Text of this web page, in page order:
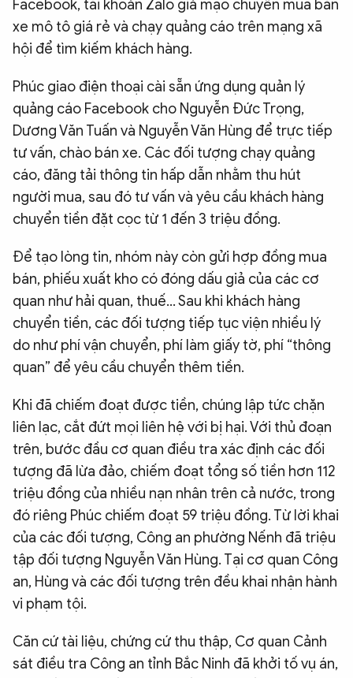
Facebook, tài khoản Zalo giả mạo chuyên mua bán
xe mô tô giá rẻ và chạy quảng cáo trên mạng xã
hội để tìm kiếm khách hàng.
Phúc giao điện thoại cài sẵn ứng dụng quản lý
quảng cáo Facebook cho Nguyễn Đức Trọng,
Dương Văn Tuấn và Nguyễn Văn Hùng để trực tiếp
tư vấn, chào bán xe. Các đối tượng chạy quảng
cáo, đăng tải thông tin hấp dẫn nhằm thu hút
người mua, sau đó tư vấn và yêu cầu khách hàng
chuyển tiền đặt cọc từ 1 đến 3 triệu đồng.
Để tạo lòng tin, nhóm này còn gửi hợp đồng mua
bán, phiếu xuất kho có đóng dấu giả của các cơ
quan như hải quan, thuế… Sau khi khách hàng
chuyển tiền, các đối tượng tiếp tục viện nhiều lý
do như phí vận chuyển, phí làm giấy tờ, phí “thông
quan” để yêu cầu chuyển thêm tiền.
Khi đã chiếm đoạt được tiền, chúng lập tức chặn
liên lạc, cắt đứt mọi liên hệ với bị hại. Với thủ đoạn
trên, bước đầu cơ quan điều tra xác định các đối
tượng đã lừa đảo, chiếm đoạt tổng số tiền hơn 112
triệu đồng của nhiều nạn nhân trên cả nước, trong
đó riêng Phúc chiếm đoạt 59 triệu đồng. Từ lời khai
của các đối tượng, Công an phường Nếnh đã triệu
tập đối tượng Nguyễn Văn Hùng. Tại cơ quan Công
an, Hùng và các đối tượng trên đều khai nhận hành
vi phạm tội.
Căn cứ tài liệu, chứng cứ thu thập, Cơ quan Cảnh
sát điều tra Công an tỉnh Bắc Ninh đã khởi tố vụ án,